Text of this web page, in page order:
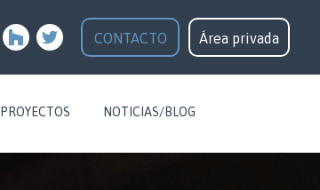
CONTACTO Área privada
PROYECTOS NOTICIAS/BLOG